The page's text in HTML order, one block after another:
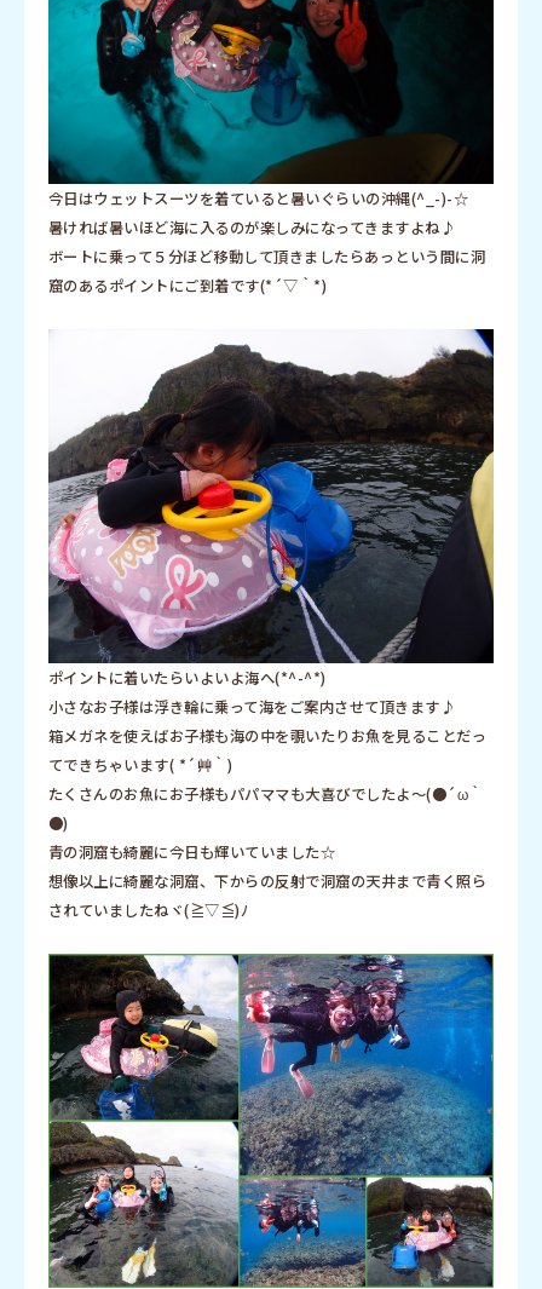
今日はウェットスーツを着ていると暑いぐらいの沖縄(^_-)-☆
暑ければ暑いほど海に入るのが楽しみになってきますよね♪
ボートに乗って５分ほど移動して頂きましたらあっという間に洞
窟のあるポイントにご到着です(*´▽｀*)
ポイントに着いたらいよいよ海へ(*^-^*)
小さなお子様は浮き輪に乗って海をご案内させて頂きます♪
箱メガネを使えばお子様も海の中を覗いたりお魚を見ることだっ
てできちゃいます( *´艸｀)
たくさんのお魚にお子様もパパママも大喜びでしたよ～(●´ω｀
●)
青の洞窟も綺麗に今日も輝いていました☆
想像以上に綺麗な洞窟、下からの反射で洞窟の天井まで青く照ら
されていましたねヾ(≧▽≦)ﾉ